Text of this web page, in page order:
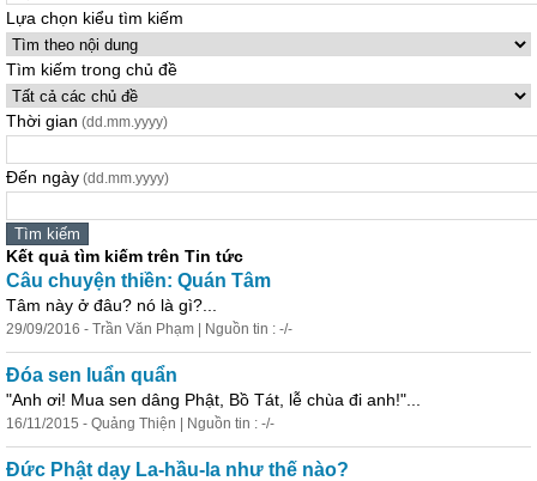
Lựa chọn kiểu tìm kiếm
Tìm kiếm trong chủ đề
Thời gian (dd.mm.yyyy)
Đến ngày (dd.mm.yyyy)
Kết quả tìm kiếm trên Tin tức
Câu chuyện thiền: Quán Tâm
Tâm này ở đâu? nó là gì?...
29/09/2016 - Trần Văn Phạm | Nguồn tin : -/-
Đóa sen luẩn quẩn
"Anh ơi! Mua sen dâng Phật, Bồ Tát, lễ chùa đi anh!"...
16/11/2015 - Quảng Thiện | Nguồn tin : -/-
Đức Phật dạy La-hầu-la như thế nào?